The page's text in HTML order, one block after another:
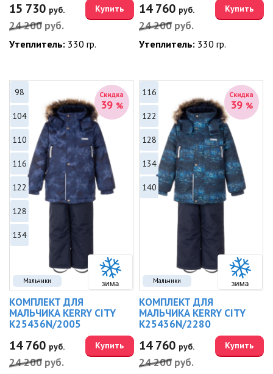
15 730 руб.
24 200 руб.
Купить
Утеплитель: 330 гр.
14 760 руб.
24 200 руб.
Купить
Утеплитель: 330 гр.
Мальчики
Скидка
39 %
98
104
110
116
122
128
134
КОМПЛЕКТ ДЛЯ
МАЛЬЧИКА KERRY CITY
K25436N/2005
14 760 руб.
24 200 руб.
Купить
Мальчики
Скидка
39 %
116
122
128
134
140
КОМПЛЕКТ ДЛЯ
МАЛЬЧИКА KERRY CITY
K25436N/2280
14 760 руб.
24 200 руб.
Купить